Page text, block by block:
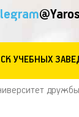
УЧЕБНЫХ